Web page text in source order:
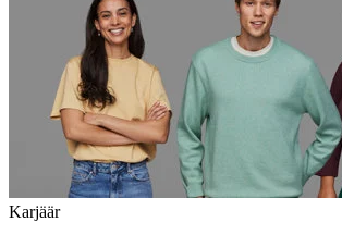
Karjäär